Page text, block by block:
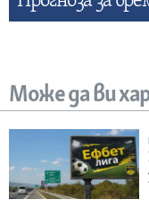
Може да ви